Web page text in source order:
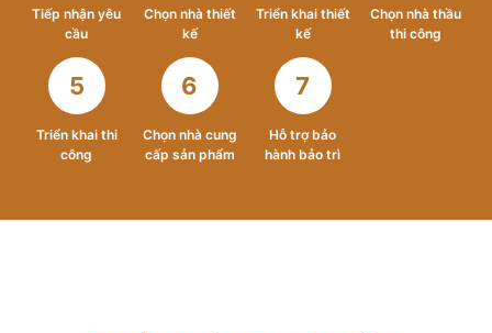
Tiếp nhận yêu
cầu
Chọn nhà thiết
kế
Triển khai thiết
kế
Chọn nhà thầu
thi công
5
Triển khai thi
công
6
Chọn nhà cung
cấp sản phẩm
7
Hỗ trợ bảo
hành bảo trì